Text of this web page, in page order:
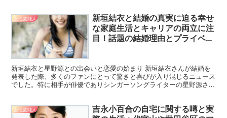
女性芸能人
新垣結衣と結婚の真実に迫る幸せ
な家庭生活とキャリアの両立に注
目！話題の結婚理由とプライベー
新垣結衣と星野源との出会いと恋愛の始まり 新垣結衣さんが結婚を
発表した際、多くのファンにとって驚きと喜びが入り混じるニュース
でした。特に相手が俳優でありシンガーソングライターの星野源さん
女性芸能人
吉永小百合の自宅に関する噂と実